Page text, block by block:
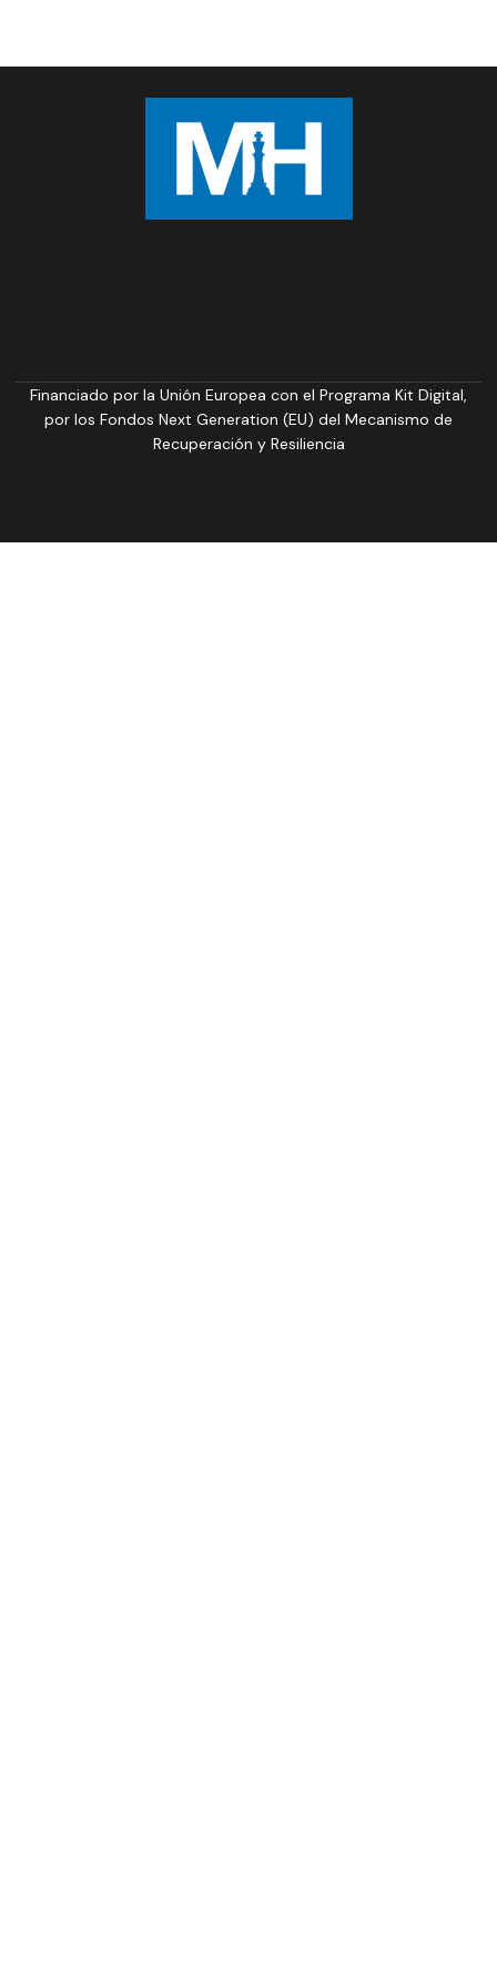
Financiado por la Unión Europea con el Programa Kit Digital,
por los Fondos Next Generation (EU) del Mecanismo de
Recuperación y Resiliencia